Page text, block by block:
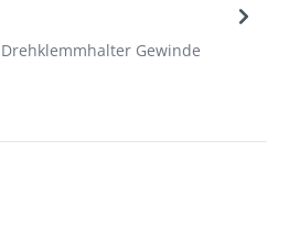
Drehklemmhalter Gewinde